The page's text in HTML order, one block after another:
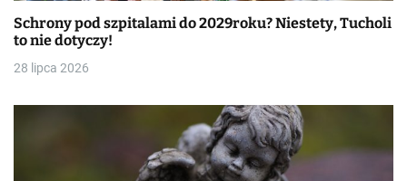
Schrony pod szpitalami do 2029roku? Niestety, Tucholi
to nie dotyczy!
28 lipca 2026